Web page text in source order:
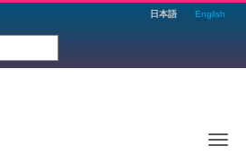
日本語 English